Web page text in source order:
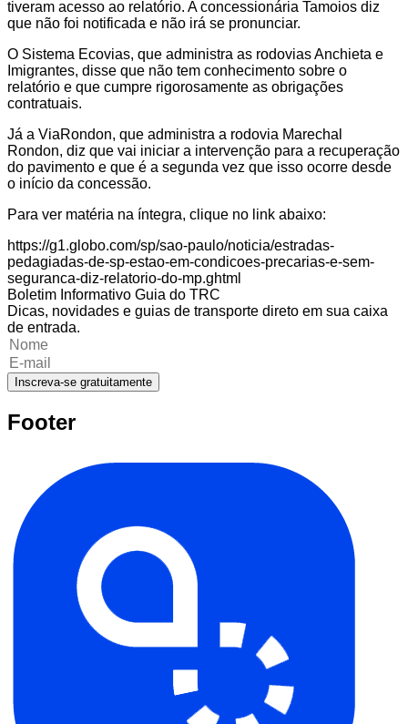
tiveram acesso ao relatório. A concessionária Tamoios diz
que não foi notificada e não irá se pronunciar.
O Sistema Ecovias, que administra as rodovias Anchieta e
Imigrantes, disse que não tem conhecimento sobre o
relatório e que cumpre rigorosamente as obrigações
contratuais.
Já a ViaRondon, que administra a rodovia Marechal
Rondon, diz que vai iniciar a intervenção para a recuperação
do pavimento e que é a segunda vez que isso ocorre desde
o início da concessão.
Para ver matéria na íntegra, clique no link abaixo:
https://g1.globo.com/sp/sao-paulo/noticia/estradas-
pedagiadas-de-sp-estao-em-condicoes-precarias-e-sem-
seguranca-diz-relatorio-do-mp.ghtml
Boletim Informativo Guia do TRC
Dicas, novidades e guias de transporte direto em sua caixa
de entrada.
Inscreva-se gratuitamente
Footer